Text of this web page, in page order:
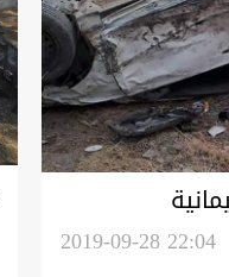
2019-09-28 22:04